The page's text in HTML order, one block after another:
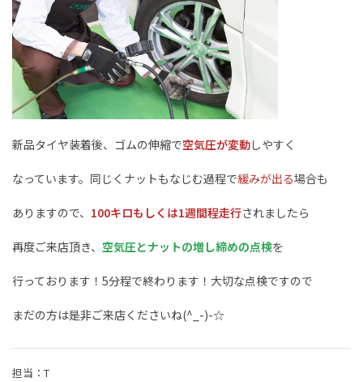
新品タイヤ装着後、ゴムの伸縮で空気圧が変動しやすく
なっています。同じくナットもなじむ過程で緩みが出る場合も
ありますので、 100キロもしくは1週間程走行されましたら
再度ご来店頂き、 空気圧とナットの増し締めの点検を
行っております！5分程で終わります！大切な点検ですので
まだの方は是非ご来店くださいね(^_-)-☆
担当：T